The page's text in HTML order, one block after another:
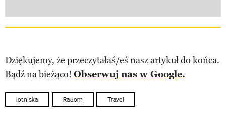
Dziękujemy, że przeczytałaś/eś nasz artykuł do końca.
Bądź na bieżąco! Obserwuj nas w Google.
lotniska Radom Travel